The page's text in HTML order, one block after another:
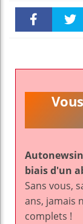
k
biais d'un
Sans vous,
ans, jamais
complets !